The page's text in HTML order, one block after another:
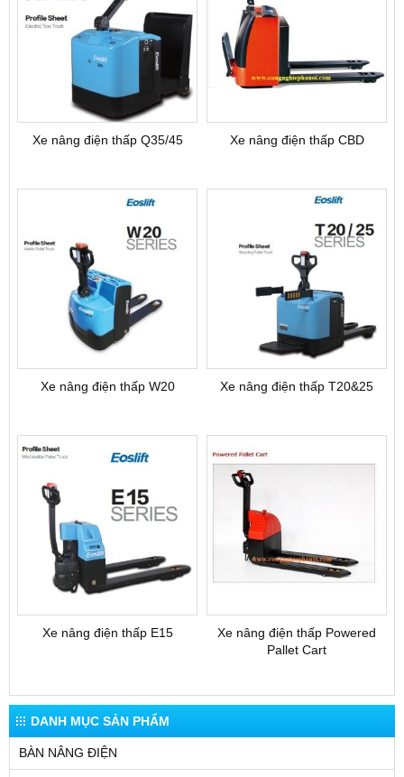
DANH MỤC SẢN PHẨM
BÀN NÂNG ĐIỆN
Xe nâng điện thấp Q35/45 Xe nâng điện thấp CBD
Xe nâng điện thấp W20 Xe nâng điện thấp T20&25
Xe nâng điện thấp E15
Xe nâng điện thấp Powered
Pallet Cart